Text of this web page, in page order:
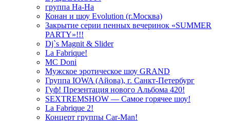
группа На-На
Конан и шоу Evolution (г.Москва)
Закрытие серии пенных вечеринок «SUMMER
PARTY»!!!
Dj`s Magnit & Slider
La Fabrique!
MC Doni
Мужское эротическое шоу GRAND
Группа IOWA (Айова), г. Санкт-Петербург
Гуф! Презентация нового Альбома 420!
SEXTREMSHOW — Самое горячее шоу!
La Fabrique 2!
Концерт группы Car-Man!